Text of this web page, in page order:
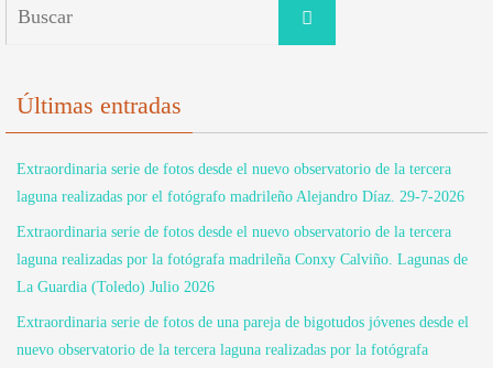
Buscar
Últimas entradas
Extraordinaria serie de fotos desde el nuevo observatorio de la tercera
laguna realizadas por el fotógrafo madrileño Alejandro Díaz. 29-7-2026
Extraordinaria serie de fotos desde el nuevo observatorio de la tercera
laguna realizadas por la fotógrafa madrileña Conxy Calviño. Lagunas de
La Guardia (Toledo) Julio 2026
Extraordinaria serie de fotos de una pareja de bigotudos jóvenes desde el
nuevo observatorio de la tercera laguna realizadas por la fotógrafa